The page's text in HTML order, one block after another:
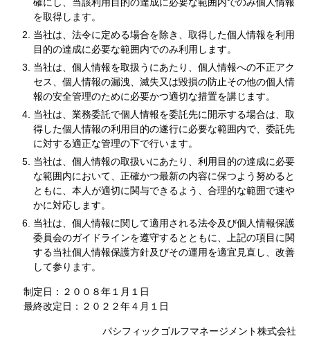
を取得します。
当社は、法令に定める場合を除き、取得した個人情報を利用
目的の達成に必要な範囲内でのみ利用します。
当社は、個人情報を取扱うにあたり、個人情報への不正アク
セス、個人情報の漏洩、滅失又は毀損の防止その他の個人情
報の安全管理のために必要かつ適切な措置を講じます。
当社は、業務委託で個人情報を委託先に開示する場合は、取
得した個人情報の利用目的の遂行に必要な範囲内で、委託先
に対する適正な管理の下で行います。
当社は、個人情報の取扱いにあたり、利用目的の達成に必要
な範囲内において、正確かつ最新の内容に保つよう努めると
ともに、本人が適切に関与できるよう、合理的な範囲で速や
かに対応します。
当社は、個人情報に関して適用される法令及び個人情報保護
委員会のガイドラインを遵守するとともに、上記の項目に関
する当社個人情報保護方針及びその運用を適宜見直し、改善
して参ります。
制定日：２００８年１月１日
最終改定日：２０２２年４月１日
パシフィックゴルフマネージメント株式会社